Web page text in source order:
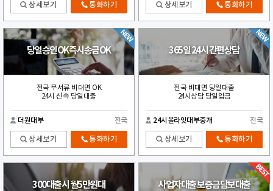
상세보기 통화하기 상세보기 통화하기
당일승인OK즉시송금OK
전국 무서류 비대면 OK
24시 신속 당일대출
더원대부 전국
상세보기 통화하기
365일 24시 간편상담
전국 비대면 당일대출
24시상담 당일입금
24시올라잇대부중개 전국
상세보기 통화하기
300대출시 월5만원대 사업자대출 보증금담보대출